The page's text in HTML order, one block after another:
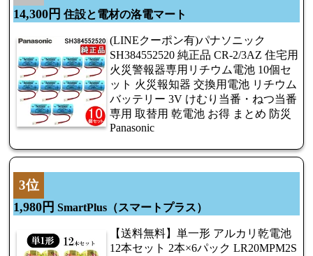
14,300円 住設と電材の洛電マート
(LINEクーポン有)パナソニック
SH384552520 純正品 CR-2/3AZ 住宅用
火災警報器専用リチウム電池 10個セ
ット 火災報知器 交換用電池 リチウム
バッテリー 3V けむり当番・ねつ当番
専用 取替用 乾電池 お得 まとめ 防災
Panasonic
3位
1,980円 SmartPlus（スマートプラス）
【送料無料】単一形 アルカリ乾電池
12本セット 2本×6パック LR20MPM2S